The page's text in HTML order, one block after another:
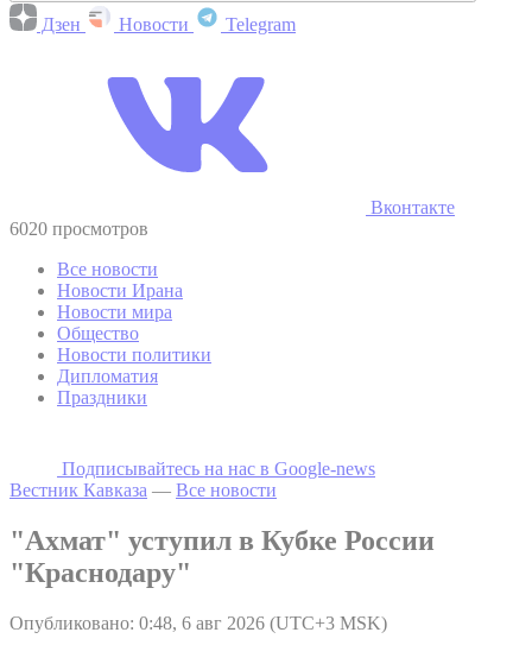
Дзен Новости Telegram
Вконтакте
6020 просмотров
Все новости
Новости Ирана
Новости мира
Общество
Новости политики
Дипломатия
Праздники
Подписывайтесь на наc в Google-news
Вестник Кавказа — Все новости
"Ахмат" уступил в Кубке России
"Краснодару"
Опубликовано: 0:48, 6 авг 2026 (UTC+3 MSK)